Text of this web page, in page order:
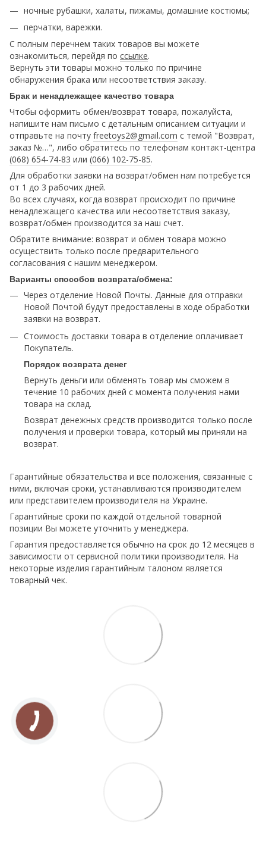
ночные рубашки, халаты, пижамы, домашние костюмы;
перчатки, варежки.
С полным перечнем таких товаров вы можете
ознакомиться, перейдя по ссылке.
Вернуть эти товары можно только по причине
обнаружения брака или несоответствия заказу.
Брак и ненадлежащее качество товара
Чтобы оформить обмен/возврат товара, пожалуйста,
напишите нам письмо с детальным описанием ситуации и
отправьте на почту freetoys2@gmail.com c темой "Возврат,
заказ №…", либо обратитесь по телефонам контакт-центра
(068) 654-74-83 или (066) 102-75-85.
Для обработки заявки на возврат/обмен нам потребуется
от 1 до 3 рабочих дней.
Во всех случаях, когда возврат происходит по причине
ненадлежащего качества или несоответствия заказу,
возврат/обмен производится за наш счет.
Обратите внимание: возврат и обмен товара можно
осуществить только после предварительного
согласования с нашим менеджером.
Варианты способов возврата/обмена:
Через отделение Новой Почты. Данные для отправки
Новой Почтой будут предоставлены в ходе обработки
заявки на возврат.
Стоимость доставки товара в отделение оплачивает
Покупатель.
Порядок возврата денег
Вернуть деньги или обменять товар мы сможем в
течение 10 рабочих дней с момента получения нами
товара на склад.
Возврат денежных средств производится только после
получения и проверки товара, который мы приняли на
возврат.
Гарантийные обязательства и все положения, связанные с
ними, включая сроки, устанавливаются производителем
или представителем производителя на Украине.
Гарантийные сроки по каждой отдельной товарной
позиции Вы можете уточнить у менеджера.
Гарантия предоставляется обычно на срок до 12 месяцев в
зависимости от сервисной политики производителя. На
некоторые изделия гарантийным талоном является
товарный чек.